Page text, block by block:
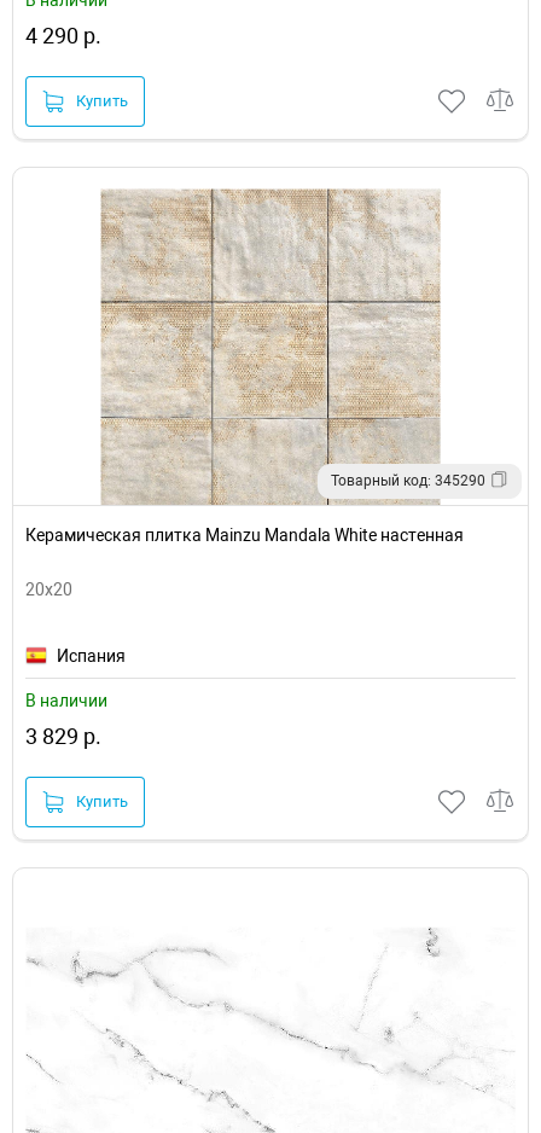
4 290 р.
Купить
Товарный код: 345290
Керамическая плитка Mainzu Mandala White настенная
20x20
Испания
В наличии
3 829 р.
Купить